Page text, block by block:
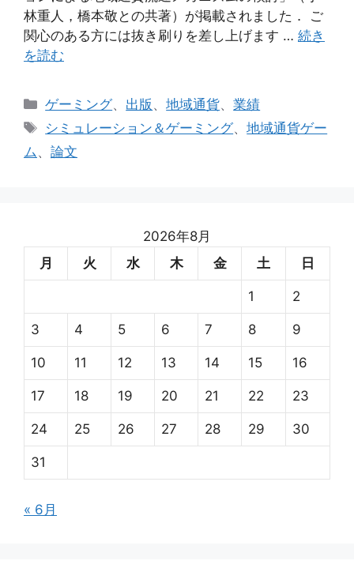
林重人，橋本敬との共著）が掲載されました． ご
関心のある方には抜き刷りを差し上げます … 続き
を読む
カ
テ
リ
ゲーミング、 出版 、地域通貨、業績
タ
グ
シミュレーション＆ゲーミング、地域通貨ゲー
ム、 論文
2026年8月
月
火 水 木 金 土 日
1 2
3 4 5 6 7 8 9
10 11 12 13 14 15 16
17 18 19 20 21 22 23
24 25 26 27 28 29 30
31
« 6月